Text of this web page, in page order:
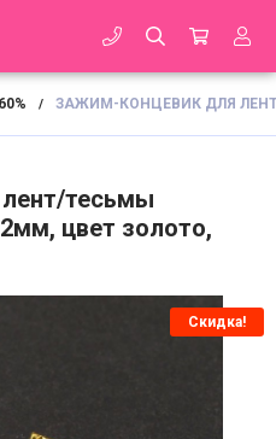
60% / ЗАЖИМ-КОНЦЕВИК ДЛЯ
тесьмы
цвет золото,
Скидка!